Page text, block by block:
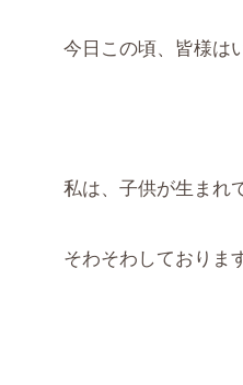
今日この頃、皆様は
私は、子供が生まれ
そわそわしておりま